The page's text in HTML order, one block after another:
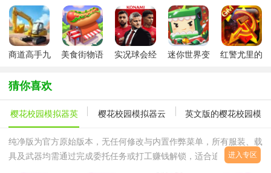
际版2026最
新版本
(minecraft)
2026最新版
新版
游戏最新版
手游
商道高手九
美食街物语
实况球会经
迷你世界变
红警尤里的
猜你喜欢
樱花校园模拟器英
文版
樱花校园模拟器云
游戏
英文版的樱花校园模
拟器
纯净版为官方原始版本，无任何修改与内置作弊菜单，所有服装、载
具及武器均需通过完成委托任务或打工赚钱解锁，适合追求原汁原味
挑战的硬核玩家。无限金币版开局赠送海量游戏币，可直接购买豪华
进入专区